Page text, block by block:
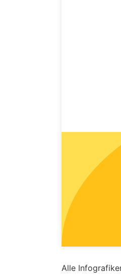
Alle